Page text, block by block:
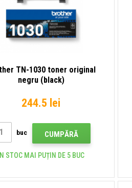
TN-1030 toner original
negru (black)
244.5 lei
buc CUMPĂRĂ
STOC MAI PUȚIN DE 5 BUC